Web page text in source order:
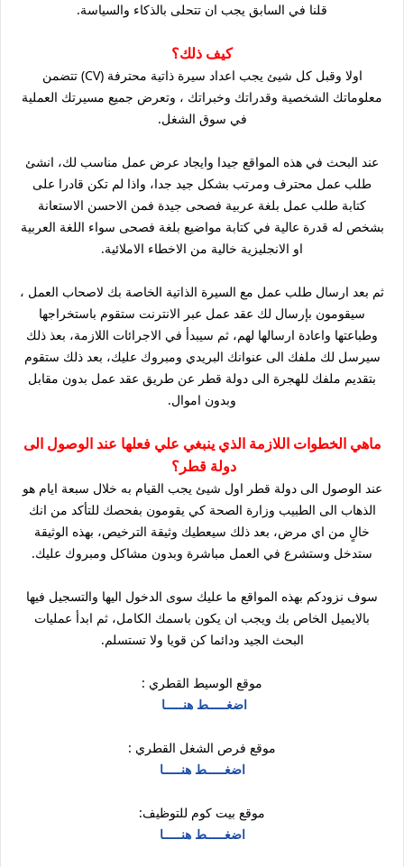
قلنا في السابق يجب ان تتحلى بالذكاء والسياسة.
كيف ذلك؟
اولا وقبل كل شيئ يجب اعداد سيرة ذاتية محترفة (CV) تتضمن
معلوماتك الشخصية وقدراتك وخبراتك ، وتعرض جميع مسيرتك العملية
في سوق الشغل.
عند البحث في هذه المواقع جيدا وايجاد عرض عمل مناسب لك، انشئ
طلب عمل محترف ومرتب بشكل جيد جدا، واذا لم تكن قادرا على
كتابة طلب عمل بلغة عربية فصحى جيدة فمن الاحسن الاستعانة
بشخص له قدرة عالية في كتابة مواضيع بلغة فصحى سواء اللغة العربية
او الانجليزية خالية من الاخطاء الاملائية.
ثم بعد ارسال طلب عمل مع السيرة الذاتية الخاصة بك لاصحاب العمل ،
سيقومون بإرسال لك عقد عمل عبر الانترنت ستقوم باستخراجها
وطباعتها واعادة ارسالها لهم، ثم سيبدأ في الاجرائات اللازمة، بعذ ذلك
سيرسل لك ملفك الى عنوانك البريدي ومبروك عليك، بعد ذلك ستقوم
بتقديم ملفك للهجرة الى دولة قطر عن طريق عقد عمل بدون مقابل
وبدون اموال.
ماهي الخطوات اللازمة الذي ينبغي علي فعلها عند الوصول الى
دولة قطر؟
عند الوصول الى دولة قطر اول شيئ يجب القيام به خلال سبعة ايام هو
الذهاب الى الطبيب وزارة الصحة كي يقومون بفحصك للتأكد من انك
خالٍ من اي مرض، بعد ذلك سيعطيك وثيقة الترخيص، بهذه الوثيقة
ستدخل وستشرع في العمل مباشرة وبدون مشاكل ومبروك عليك.
سوف نزودكم بهذه المواقع ما عليك سوى الدخول اليها والتسجيل فيها
بالايميل الخاص بك ويجب ان يكون باسمك الكامل، ثم ابدأ عمليات
البحث الجيد ودائما كن قويا ولا تستسلم.
موقع الوسيط القطري :
اضغـــــط هنـــــا
موقع فرص الشغل القطري :
اضغـــــط هنـــــا
موقع بيت كوم للتوظيف:
اضغـــــط هنـــــا